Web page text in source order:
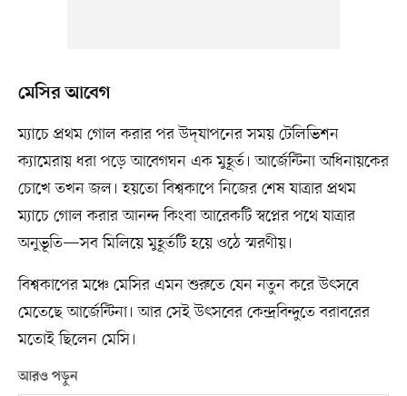
মেসির আবেগ
ম্যাচে প্রথম গোল করার পর উদ্‌যাপনের সময় টেলিভিশন
ক্যামেরায় ধরা পড়ে আবেগঘন এক মুহূর্ত। আর্জেন্টিনা অধিনায়কের
চোখে তখন জল। হয়তো বিশ্বকাপে নিজের শেষ যাত্রার প্রথম
ম্যাচে গোল করার আনন্দ কিংবা আরেকটি স্বপ্নের পথে যাত্রার
অনুভূতি—সব মিলিয়ে মুহূর্তটি হয়ে ওঠে স্মরণীয়।
বিশ্বকাপের মঞ্চে মেসির এমন শুরুতে যেন নতুন করে উৎসবে
মেতেছে আর্জেন্টিনা। আর সেই উৎসবের কেন্দ্রবিন্দুতে বরাবরের
মতোই ছিলেন মেসি।
আরও পড়ুন